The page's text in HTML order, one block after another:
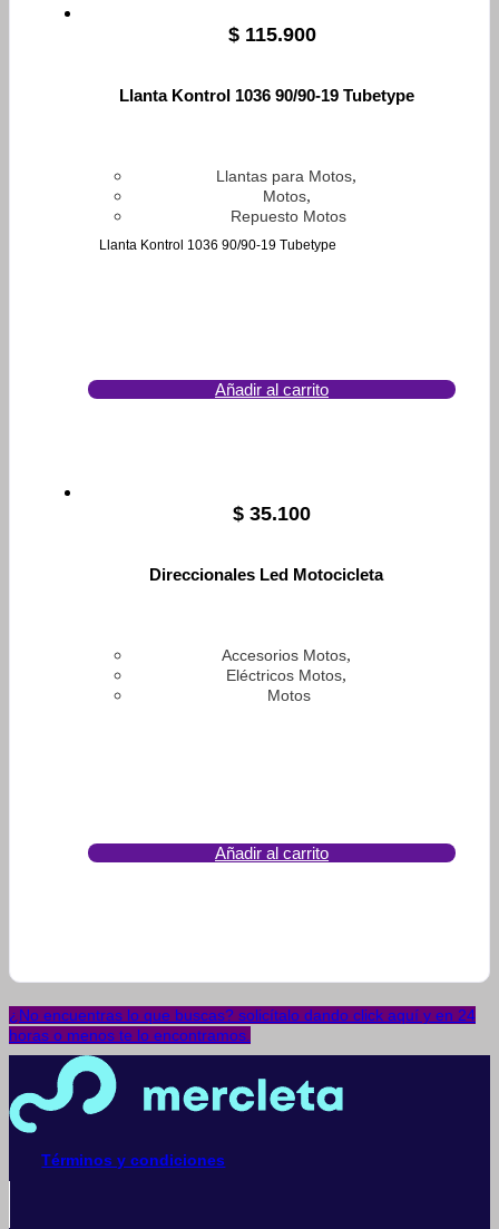
$115.900
Llanta Kontrol 1036 90/90-19 Tubetype
Llantas para Motos,
Motos,
Repuesto Motos
Llanta Kontrol 1036 90/90-19 Tubetype
Añadir al carrito
$ 35.100
Direccionales Led Motocicleta
Accesorios Motos,
Eléctricos Motos,
Motos
Añadir al carrito
¿No encuentras lo que buscas? solicítalo dando click aquí y en 24
horas o menos te lo encontramos.
Términos y condiciones